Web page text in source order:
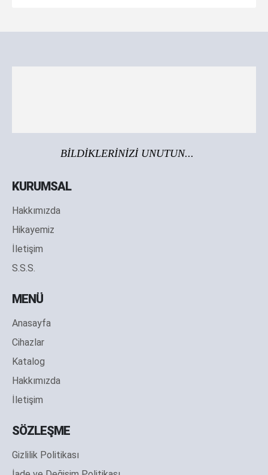
BİLDİKLERİNİZİ UNUTUN...
KURUMSAL
Hakkımızda
Hikayemiz
İletişim
S.S.S.
MENÜ
Anasayfa
Cihazlar
Katalog
Hakkımızda
İletişim
SÖZLEŞME
Gizlilik Politikası